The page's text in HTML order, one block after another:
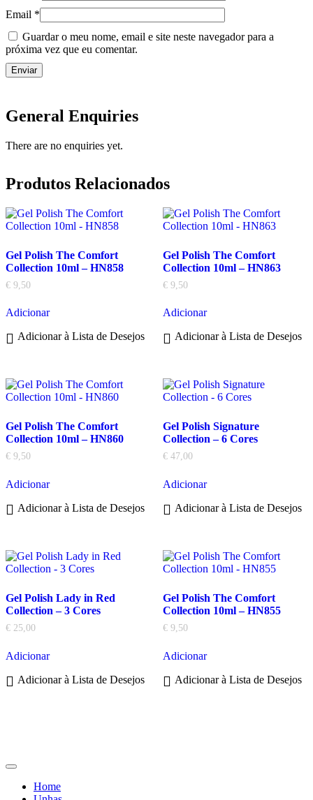
Email *
Guardar o meu nome, email e site neste navegador para a
próxima vez que eu comentar.
General Enquiries
There are no enquiries yet.
Produtos Relacionados
Gel Polish The Comfort
Collection 10ml – HN858
€ 9,50
Adicionar
Adicionar à Lista de Desejos
Gel Polish The Comfort
Collection 10ml – HN863
€9,50
Adicionar
Adicionar à Lista de Desejos
Gel Polish The Comfort
Collection 10ml – HN860
€ 9,50
Adicionar
Adicionar à Lista de Desejos
Gel Polish Signature
Collection – 6 Cores
€47,00
Adicionar
Adicionar à Lista de Desejos
Gel Polish Lady in Red
Collection – 3 Cores
€ 25,00
Adicionar
Adicionar à Lista de Desejos
Gel Polish The Comfort
Collection 10ml – HN855
€9,50
Adicionar
Adicionar à Lista de Desejos
Home